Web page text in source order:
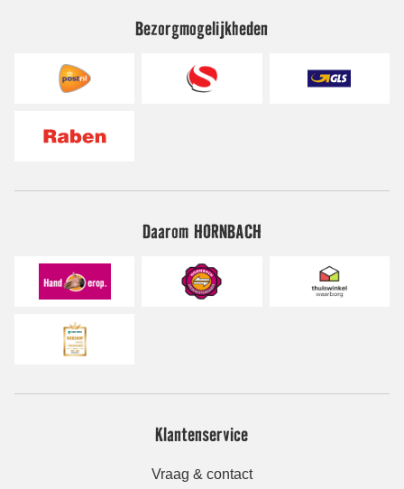
Bezorgmogelijkheden
Daarom HORNBACH
Klantenservice
Vraag & contact